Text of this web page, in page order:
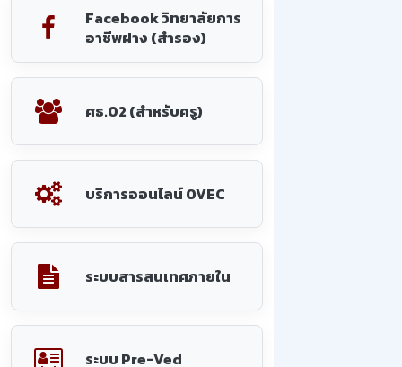
Facebook วิทยาลัยการ
อาชีพฝาง (สำรอง)
ศธ.02 (สำหรับครู)
บริการออนไลน์ OVEC
ระบบสารสนเทศภายใน
ระบบ Pre-Ved